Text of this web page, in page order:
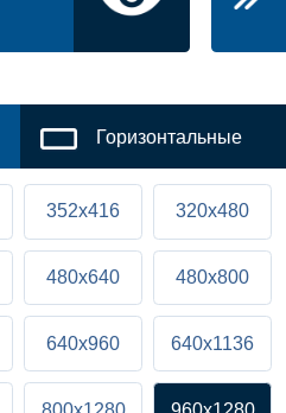
Горизонтальные
352x416 320x480
480x640 480x800
640x960 640x1136